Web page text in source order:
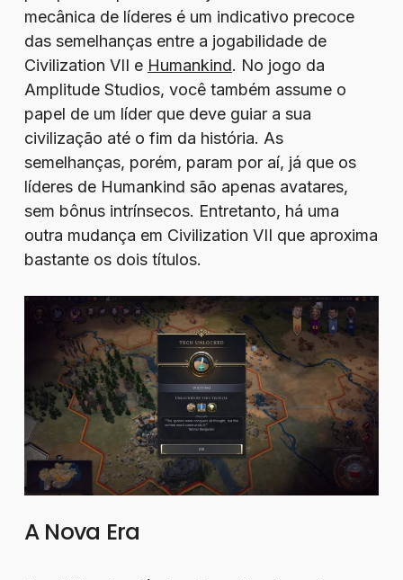
mecânica de líderes é um indicativo precoce
das semelhanças entre a jogabilidade de
Civilization VII e Humankind. No jogo da
Amplitude Studios, você também assume o
papel de um líder que deve guiar a sua
civilização até o fim da história. As
semelhanças, porém, param por aí, já que os
líderes de Humankind são apenas avatares,
sem bônus intrínsecos. Entretanto, há uma
outra mudança em Civilization VII que aproxima
bastante os dois títulos.
A Nova Era